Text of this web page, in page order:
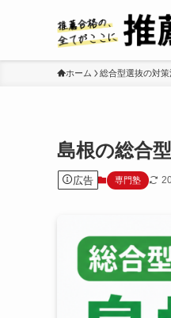
ホーム 総合型選抜の対策
島根の総合
広告 専門塾